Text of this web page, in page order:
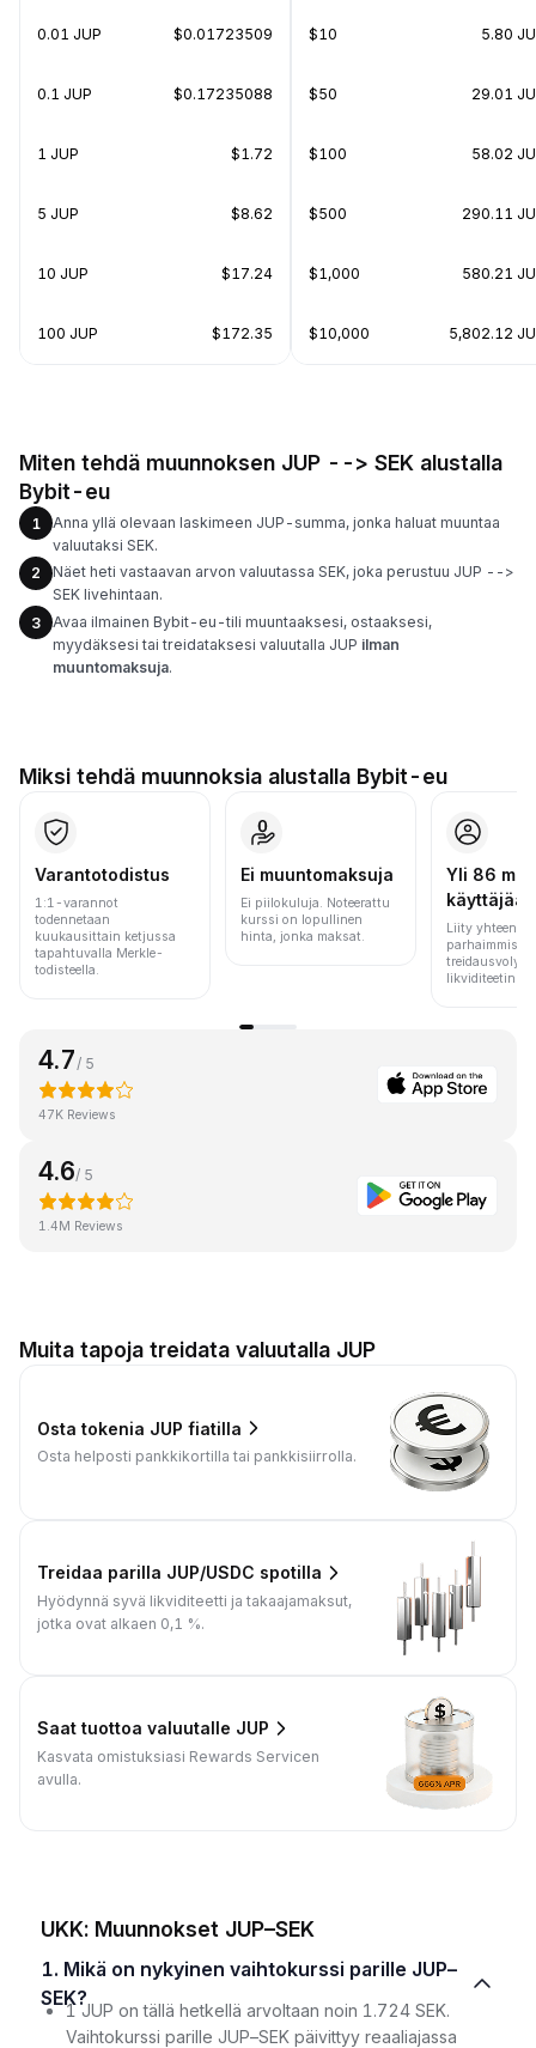
0.01 JUP $0.01723509
0.1 JUP $0.17235088
1 JUP $1.72
5 JUP $8.62
10 JUP $17.24
100 JUP $172.35
$10 5.80
$50 29.01
$100 58.02
$500 290.11
$1,000 580.21
$10,000 5,802.12
Miten tehdä muunnoksen JUP --> SEK alustalla
Bybit-eu
1
Anna yllä olevaan laskimeen JUP-summa, jonka haluat muuntaa
valuutaksi SEK.
2
Näet heti vastaavan arvon valuutassa SEK, joka perustuu JUP -->
SEK livehintaan.
3
Avaa ilmainen Bybit-eu-tili muuntaaksesi, ostaaksesi,
myydäksesi tai treidataksesi valuutalla JUP ilman
muuntomaksuja.
Miksi tehdä muunnoksia alustalla Bybit-eu
Varantotodistus
1:1-varannot
todennetaan
kuukausittain ketjussa
tapahtuvalla Merkle-
todisteella.
Ei muuntomaksuja
Ei piilokuluja. Noteerattu
kurssi on lopullinen
hinta, jonka maksat.
Yli 86 milj.
käyttäjää
Liity yhteen
parhaimmista
likviditeetin
4.7 / 5
47K Reviews
4.6/ 5
1.4M Reviews
Muita tapoja treidata valuutalla JUP
Osta tokenia JUP fiatilla
Osta helposti pankkikortilla tai pankkisiirrolla.
Treidaa parilla JUP/USDC spotilla
Hyödynnä syvä likviditeetti ja takaajamaksut,
jotka ovat alkaen 0,1 %.
Saat tuottoa valuutalle JUP
Kasvata omistuksiasi Rewards Servicen
avulla.
UKK: Muunnokset JUP–SEK
1. Mikä on nykyinen vaihtokurssi parille JUP–
SEK?
1 JUP on tällä hetkellä arvoltaan noin 1.724 SEK.
Vaihtokurssi parille JUP–SEK päivittyy reaaliajassa